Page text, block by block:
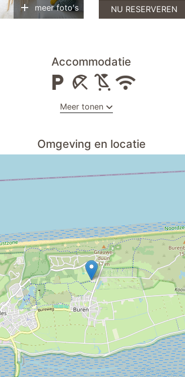
add meer foto's NU RESERVEREN
Accommodatie
Meer tonen
in een vakantiepark
huisdieren niet toegestaan
drogener
televisie
spiegel
Omgeving en locatie